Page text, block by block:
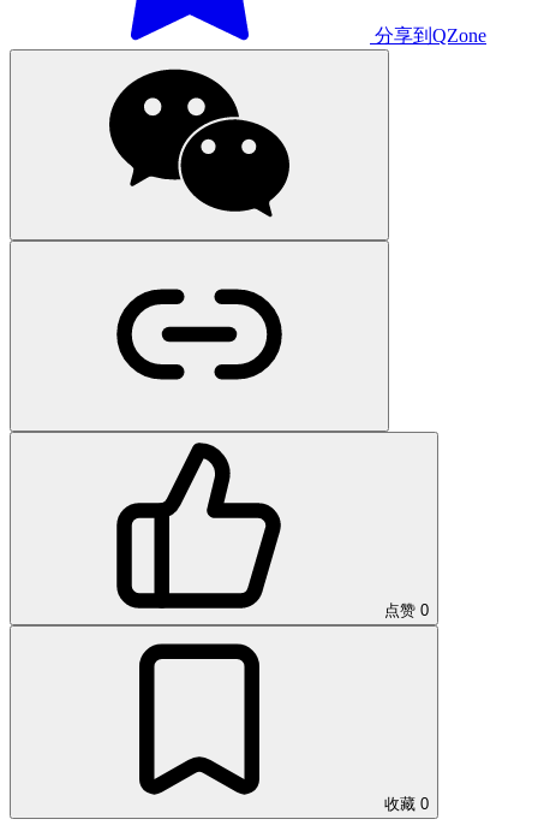
分享到QZone
点赞 0
收藏 0